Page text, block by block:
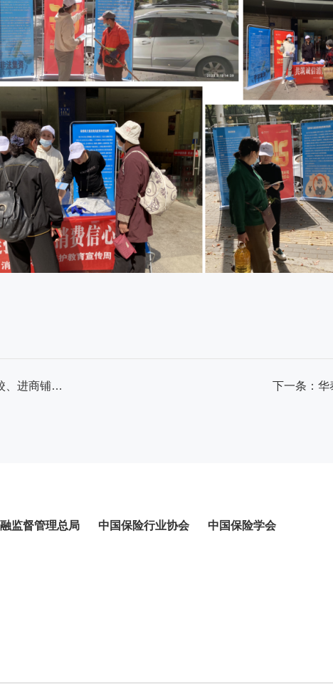
上一条：华泰财险贵州省分公司开展2023年“3·15”进学校、进商铺活动 下一条：华
监督管理总局 中国保险行业协会 中国保险学会